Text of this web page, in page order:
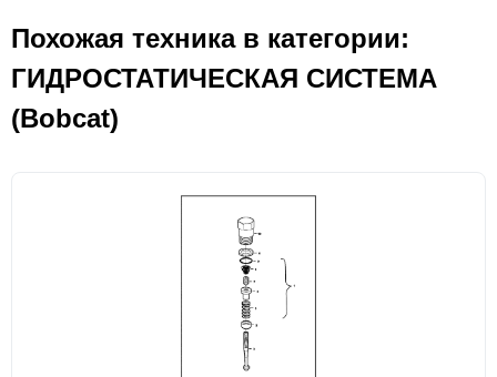
Похожая техника в категории:
ГИДРОСТАТИЧЕСКАЯ СИСТЕМА
(Bobcat)